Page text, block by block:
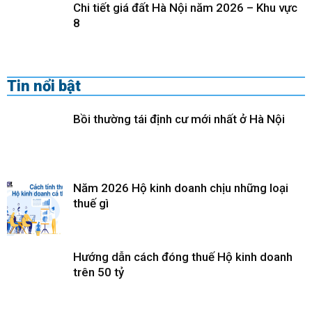
Chi tiết giá đất Hà Nội năm 2026 – Khu vực
8
Tin nổi bật
Bồi thường tái định cư mới nhất ở Hà Nội
Năm 2026 Hộ kinh doanh chịu những loại
thuế gì
Hướng dẫn cách đóng thuế Hộ kinh doanh
trên 50 tỷ